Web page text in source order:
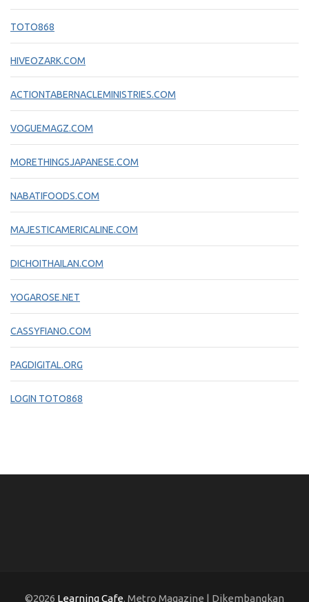
TOTO868
HIVEOZARK.COM
ACTIONTABERNACLEMINISTRIES.COM
VOGUEMAGZ.COM
MORETHINGSJAPANESE.COM
NABATIFOODS.COM
MAJESTICAMERICALINE.COM
DICHOITHAILAN.COM
YOGAROSE.NET
CASSYFIANO.COM
PAGDIGITAL.ORG
LOGIN TOTO868
©2026 Learning Cafe. Metro Magazine | Dikembangkan